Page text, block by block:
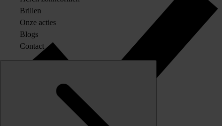
Brillen
Onze acties
Blogs
Contact